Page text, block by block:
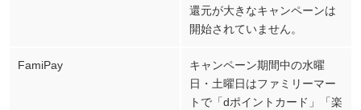
還元が大きなキャンペーンは
開始されていません。
FamiPay
キャンペーン期間中の水曜
日・土曜日はファミリーマー
トで「dポイントカード」「楽